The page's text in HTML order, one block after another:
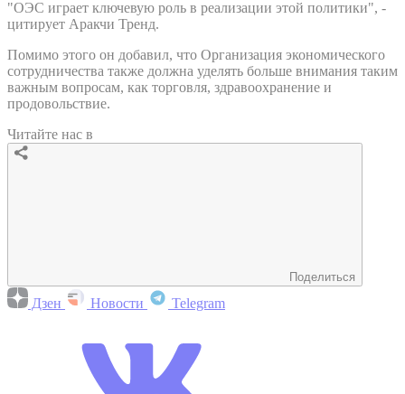
"ОЭС играет ключевую роль в реализации этой политики", -
цитирует Аракчи Тренд.
Помимо этого он добавил, что Организация экономического
сотрудничества также должна уделять больше внимания таким
важным вопросам, как торговля, здравоохранение и
продовольствие.
Читайте нас в
Поделиться
Дзен Новости Telegram